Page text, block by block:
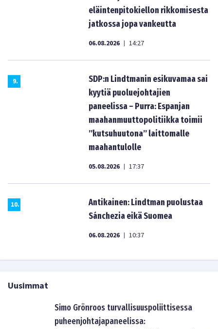
eläintenpitokiellon rikkomisesta
jatkossa jopa vankeutta
06.08.2026 | 14:27
9.
SDP:n Lindtmanin esikuvamaa sai
kyytiä puoluejohtajien
paneelissa – Purra: Espanjan
maahanmuuttopolitiikka toimii
”kutsuhuutona” laittomalle
maahantulolle
05.08.2026 | 17:37
10.
Antikainen: Lindtman puolustaa
Sánchezia eikä Suomea
06.08.2026 | 10:37
Uusimmat
Simo Grönroos turvallisuuspoliittisessa
puheenjohtajapaneelissa: